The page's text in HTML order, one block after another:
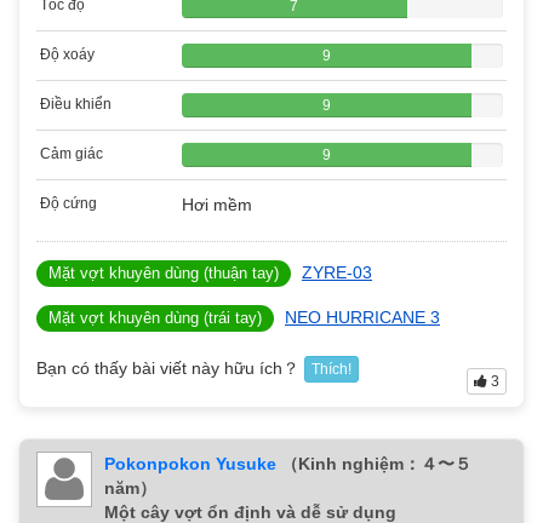
Tốc độ 7
Độ xoáy 9
Điều khiển 9
Cảm giác 9
Độ cứng Hơi mềm
Mặt vợt khuyên dùng (thuận tay) ZYRE-03
Mặt vợt khuyên dùng (trái tay) NEO HURRICANE 3
Bạn có thấy bài viết này hữu ích？ Thích!
3
Pokonpokon Yusuke
（Kinh nghiệm：４〜５
năm）
Một cây vợt ổn định và dễ sử dụng